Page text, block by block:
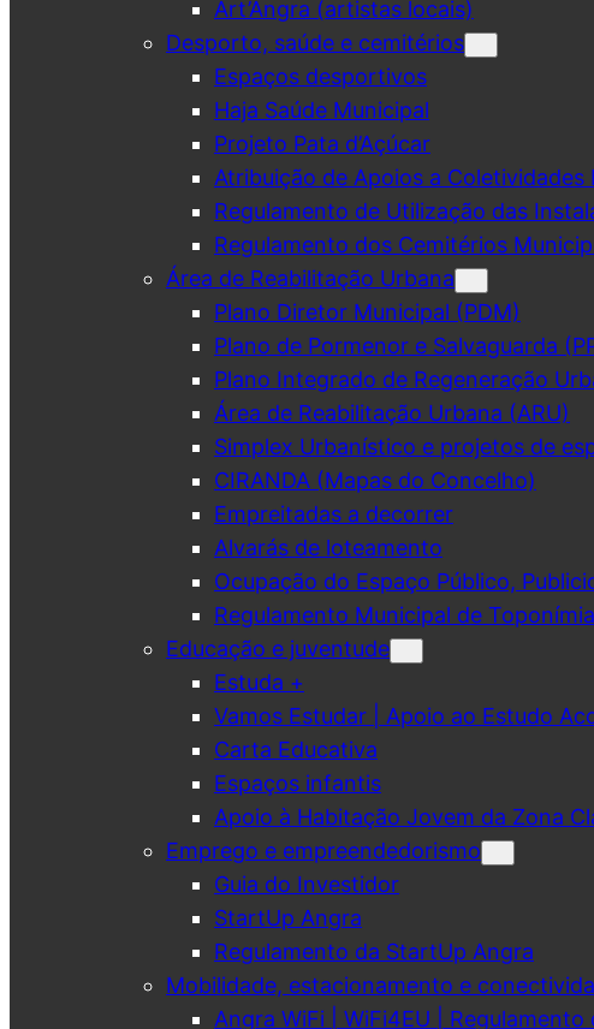
Art’Angra (artistas locais)
Desporto, saúde e cemitérios
Espaços desportivos
Haja Saúde Municipal
Projeto Pata d’Açúcar
Atribuição de Apoios a
Regulamento de Utilização das
Regulamento dos Cemitérios
Área de Reabilitação Urbana
Plano Diretor Municipal (PDM)
Plano de Pormenor e Salvaguarda
Plano Integrado de Regeneração
Área de Reabilitação Urbana (ARU)
Simplex Urbanístico e projetos de
CIRANDA (Mapas do Concelho)
Empreitadas a decorrer
Alvarás de loteamento
Ocupação do Espaço Público,
Regulamento Municipal de
Educação e juventude
Estuda +
Vamos Estudar | Apoio ao Estudo
Carta Educativa
Espaços infantis
Apoio à Habitação Jovem da Zona
Emprego e empreendedorismo
Guia do Investidor
StartUp Angra
Regulamento da StartUp Angra
Mobilidade, estacionamento e
Angra WiFi | WiFi4EU |